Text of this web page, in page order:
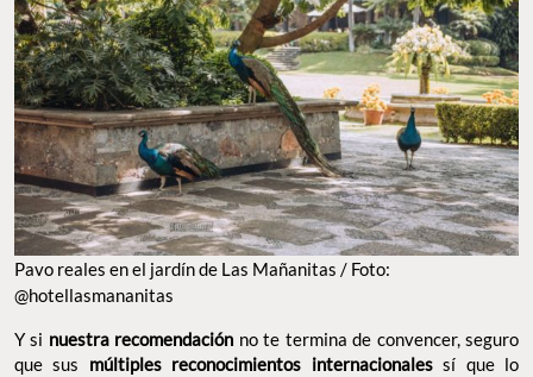
Pavo reales en el jardín de Las Mañanitas / Foto:
@hotellasmananitas
Y si nuestra recomendación no te termina de convencer, seguro
que sus múltiples reconocimientos internacionalessí que lo